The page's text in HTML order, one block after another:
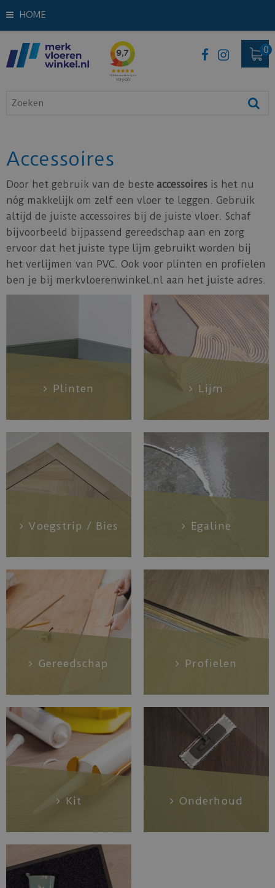
HOME
Accessoires
Door het gebruik van de beste accessoires is het nu
nóg makkelijk om zelf een vloer te leggen. Gebruik
altijd de juiste accessoires bij de juiste vloer. Schaf
bijvoorbeeld bijpassend gereedschap aan en zorg
ervoor dat het juiste type lijm gebruikt worden bij
het verlijmen van PVC. Ook voor plinten en profielen
ben je bij merkvloerenwinkel.nl aan het juiste adres.
Plinten Lijm
Voegstrip / Bies Egaline
Gereedschap Profielen
Kit Onderhoud